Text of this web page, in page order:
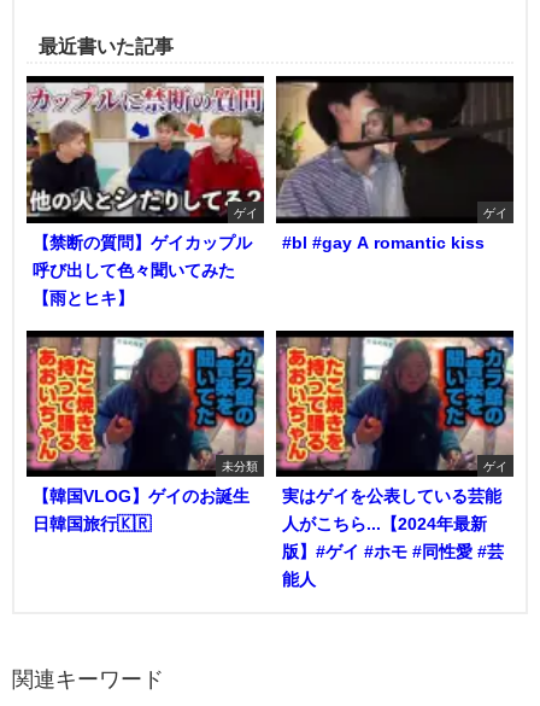
最近書いた記事
ゲイ
【禁断の質問】ゲイカップル
呼び出して色々聞いてみた
【雨とヒキ】
ゲイ
#bl #gay A romantic kiss
未分類
【韓国VLOG】ゲイのお誕生
日韓国旅行🇰🇷
ゲイ
実はゲイを公表している芸能
人がこちら...【2024年最新
版】#ゲイ #ホモ #同性愛 #芸
能人
関連キーワード